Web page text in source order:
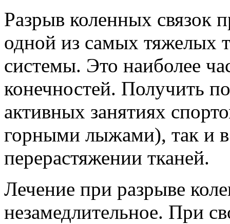
Разрыв коленных связок
одной из самых тяжелых
системы. Это наиболее
конечностей. Получить
активных занятиях
горными лыжами), так и
перерастяжении тканей.
Лечение при разрыве
незамедлительное. При